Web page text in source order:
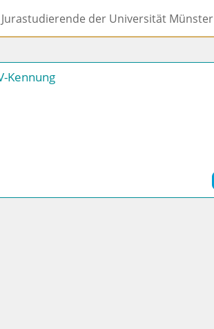
der Universität Münster
Kennung